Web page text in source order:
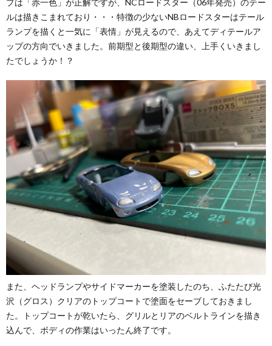
プは「赤一色」が正解ですが、NCロードスター（06年発売）のテー
ルは描きこまれており・・・特徴の少ないNBロードスターはテール
ランプを描くと一気に「表情」が見えるので、あえてディテールア
ップの方向でいきました。前期型と後期型の違い、上手くいきまし
たでしょうか！？
また、ヘッドランプやサイドマーカーを塗装したのち、ふたたび光
沢（グロス）クリアのトップコートで塗面をセーブしておきまし
た。トップコートが乾いたら、グリルとリアのベルトラインを描き
込んで、ボディの作業はいったん終了です。